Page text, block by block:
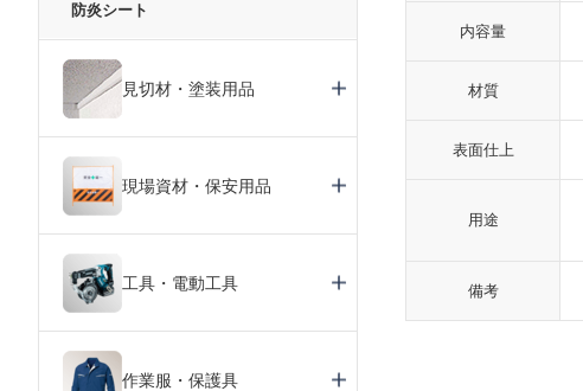
内容量
材質
表面仕上
用途
備考
防炎シート
見切材・塗装用品
現場資材・保安用品
工具・電動工具
作業服・保護具